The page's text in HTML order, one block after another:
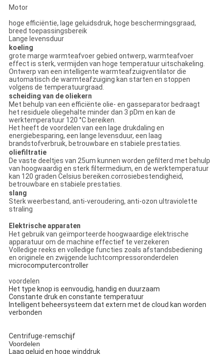
Motor
hoge efficiëntie, lage geluidsdruk, hoge beschermingsgraad,
breed toepassingsbereik
Lange levensduur
koeling
grote marge warmteafvoer gebied ontwerp, warmteafvoer
effect is sterk, vermijden van hoge temperatuur uitschakeling.
Ontwerp van een intelligente warmteafzuigventilator die
automatisch de warmteafzuiging kan starten en stoppen
volgens de temperatuurgraad.
scheiding van de oliekern
Met behulp van een efficiënte olie- en gasseparator bedraagt
het residuele oliegehalte minder dan 3 pDm en kan de
werktemperatuur 120 °C bereiken.
Het heeft de voordelen van een lage drukdaling en
energiebesparing, een lange levensduur, een laag
brandstofverbruik, betrouwbare en stabiele prestaties.
oliefiltratie
De vaste deeltjes van 25um kunnen worden gefilterd met behulp
van hoogwaardig en sterk filtermedium, en de werktemperatuur
kan 120 graden Celsius bereiken.corrosiebestendigheid,
betrouwbare en stabiele prestaties.
slang
Sterk weerbestand, anti-veroudering, anti-ozon ultraviolette
straling
Elektrische apparaten
Het gebruik van geïmporteerde hoogwaardige elektrische
apparatuur om de machine effectief te verzekeren
Volledige reeks en volledige functies zoals afstandsbediening
en originele en zwijgende luchtcompressoronderdelen
microcomputercontroller
voordelen
Het type knop is eenvoudig, handig en duurzaam
Constante druk en constante temperatuur
Intelligent beheersysteem dat extern met de cloud kan worden
verbonden
Centrifuge-remschijf
Voordelen
Laag geluid en hoge winddruk